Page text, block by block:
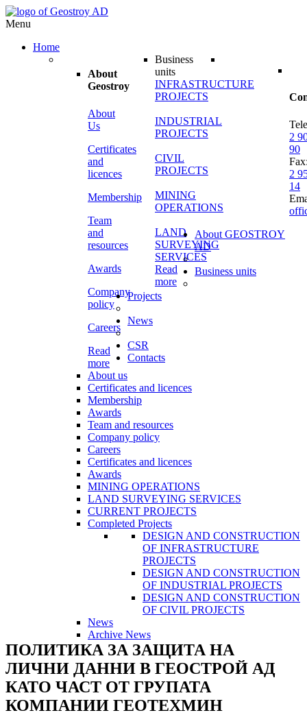
Menu
Home
About
Geostroy
About
Us
Certificates
and
licences
Membership
Team
and
resources
Awards
Company
policy
Careers
Read
more
Business
units
INFRASTRUCTURE
PROJECTS
INDUSTRIAL
PROJECTS
CIVIL
PROJECTS
MINING
OPERATIONS
LAND
SURVEYING
SERVICES
Read
more
2
90
2
14
About GEOSTROY
AD
About us
Certificates and licences
Membership
Awards
Team and resources
Company policy
Careers
Certificates and licences
Awards
Business units
MINING OPERATIONS
LAND SURVEYING SERVICES
Projects
CURRENT PROJECTS
Completed Projects
DESIGN AND CONSTRUCTION
OF INFRASTRUCTURE
PROJECTS
DESIGN AND CONSTRUCTION
OF INDUSTRIAL PROJECTS
DESIGN AND CONSTRUCTION
OF CIVIL PROJECTS
News
News
Archive News
CSR
Contacts
ПОЛИТИКА ЗА ЗАЩИТА НА
ЛИЧНИ ДАННИ В ГЕОСТРОЙ АД
КАТО ЧАСТ ОТ ГРУПАТА
КОМПАНИИ ГЕОТЕХМИН